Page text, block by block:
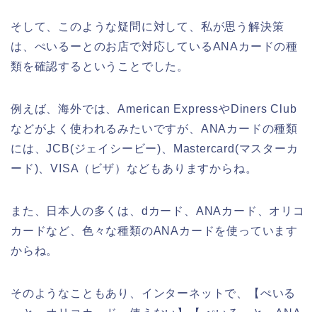
そして、このような疑問に対して、私が思う解決策
は、ぺいるーとのお店で対応しているANAカードの種
類を確認するということでした。
例えば、海外では、American ExpressやDiners Club
などがよく使われるみたいですが、ANAカードの種類
には、JCB(ジェイシービー)、Mastercard(マスターカ
ード)、VISA（ビザ）などもありますからね。
また、日本人の多くは、dカード、ANAカード、オリコ
カードなど、色々な種類のANAカードを使っています
からね。
そのようなこともあり、インターネットで、【ぺいる